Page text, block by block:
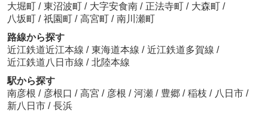
大堀町 / 東沼波町 / 大字安食南 / 正法寺町 / 大森町 /
八坂町 / 祇園町 / 高宮町 / 南川瀬町
路線から探す
近江鉄道近江本線 / 東海道本線 / 近江鉄道多賀線 /
近江鉄道八日市線 / 北陸本線
駅から探す
南彦根 / 彦根口 / 高宮 / 彦根 / 河瀬 / 豊郷 / 稲枝 / 八日市 /
新八日市 / 長浜